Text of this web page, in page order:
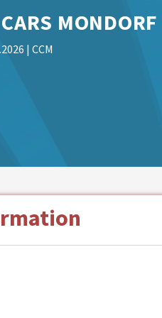
| CCM